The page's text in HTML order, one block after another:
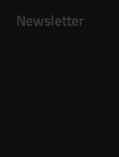
Newsletter